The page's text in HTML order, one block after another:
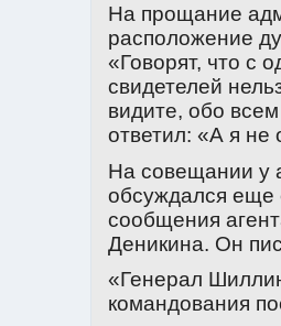
На прощание
расположение
«Говорят, что с
свидетелей
видите, обо
ответил: «А я не
На совещании у
обсуждался еще
сообщения
Деникина. Он
«Генерал
командования